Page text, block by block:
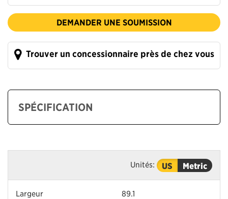
DEMANDER UNE SOUMISSION
Trouver un concessionnaire près de chez vous
SPÉCIFICATION
Unités: US Metric
Largeur 89.1